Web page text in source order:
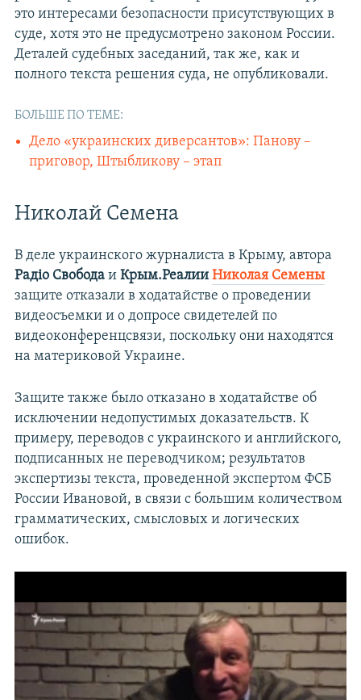
это интересами безопасности присутствующих в
суде, хотя это не предусмотрено законом России.
Деталей судебных заседаний, так же, как и
полного текста решения суда, не опубликовали.
БОЛЬШЕ ПО ТЕМЕ:
Дело «украинских диверсантов»: Панову –
приговор, Штыбликову – этап
Николай Семена
В деле украинского журналиста в Крыму, автора
Радіо Свобода и Крым.Реалии Николая Семены
защите отказали в ходатайстве о проведении
видеосъемки и о допросе свидетелей по
видеоконференцсвязи, поскольку они находятся
на материковой Украине.
Защите также было отказано в ходатайстве об
исключении недопустимых доказательств. К
примеру, переводов с украинского и английского,
подписанных не переводчиком; результатов
экспертизы текста, проведенной экспертом ФСБ
России Ивановой, в связи с большим количеством
грамматических, смысловых и логических
ошибок.